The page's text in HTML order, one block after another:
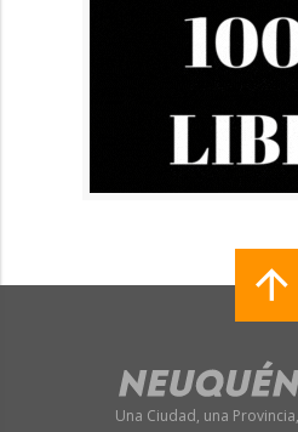
Una Ciudad, una